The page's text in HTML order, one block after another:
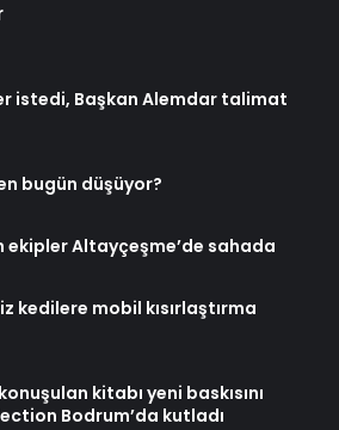
istedi, Başkan Alemdar talimat
bugün düşüyor?
ekipler Altayçeşme’de sahada
kedilere mobil kısırlaştırma
kitabı yeni baskısını
Bodrum’da kutladı